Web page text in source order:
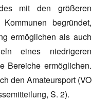
mit den größeren
begründet,
ermöglichen als auch
eines niedrigeren
Bereiche ermöglichen.
den Amateursport (VO
S. 2).